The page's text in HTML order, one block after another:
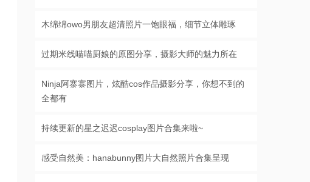
木绵绵owo男朋友超清照片一饱眼福，细节立体雕琢
过期米线喵喵厨娘的原图分享，摄影大师的魅力所在
Ninja阿寨寨图片，炫酷cos作品摄影分享，你想不到的
全都有
持续更新的星之迟迟cosplay图片合集来啦~
感受自然美：hanabunny图片大自然照片合集呈现